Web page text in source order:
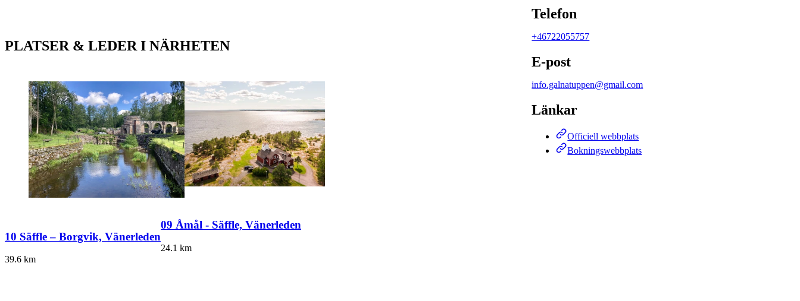
PLATSER & LEDER I NÄRHETEN
10 Säffle – Borgvik, Vänerleden
39.6 km
09 Åmål - Säffle, Vänerleden
24.1 km
Telefon
+46722055757
E-post
info.galnatuppen@gmail.com
Länkar
Officiell webbplats
Bokningswebbplats